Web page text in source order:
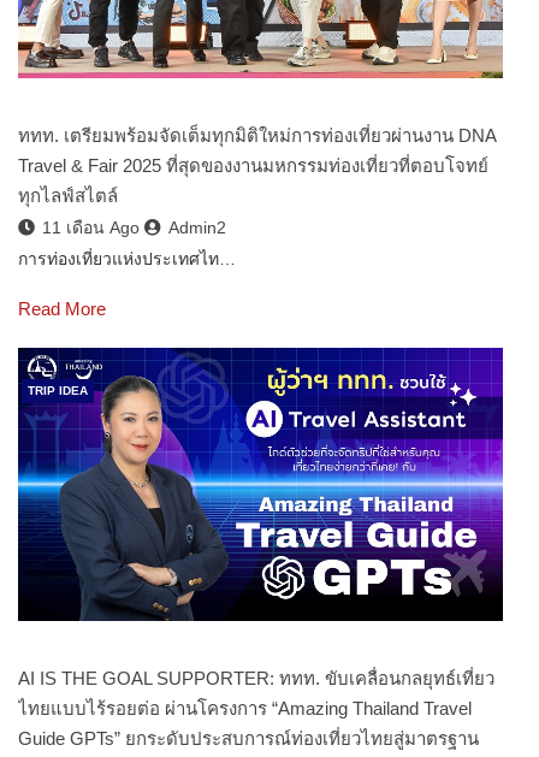
ททท. เตรียมพร้อมจัดเต็มทุกมิติใหม่การท่องเที่ยวผ่านงาน DNA
Travel & Fair 2025 ที่สุดของงานมหกรรมท่องเที่ยวที่ตอบโจทย์
ทุกไลฟ์สไตล์
11 เดือน Ago
Admin2
การท่องเที่ยวแห่งประเทศไท…
Read More
TRIP IDEA
AI IS THE GOAL SUPPORTER: ททท. ขับเคลื่อนกลยุทธ์เที่ยว
ไทยแบบไร้รอยต่อ ผ่านโครงการ “Amazing Thailand Travel
Guide GPTs” ยกระดับประสบการณ์ท่องเที่ยวไทยสู่มาตรฐาน